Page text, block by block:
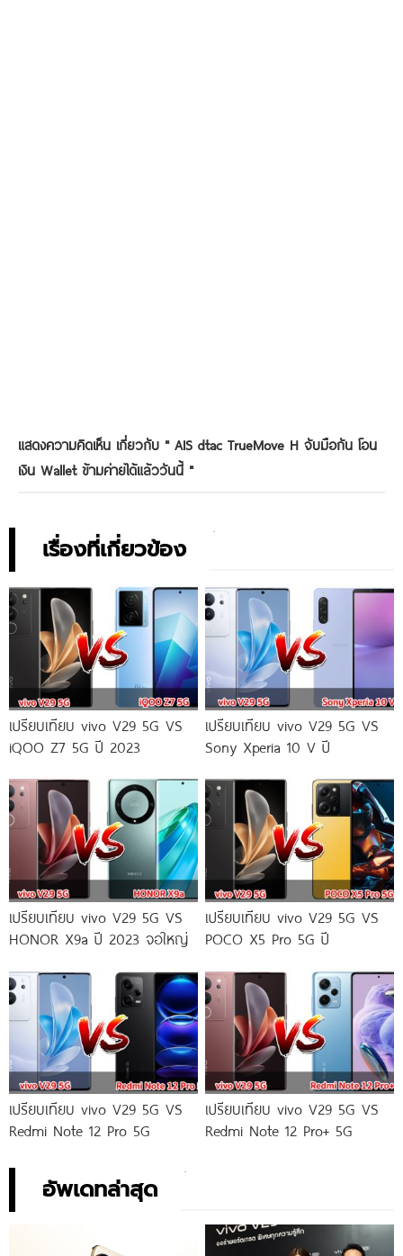
แสดงความคิดเห็น เกี่ยวกับ " AIS dtac TrueMove H จับมือกัน โอน
เงิน Wallet ข้ามค่ายได้แล้ววันนี้ "
เรื่องที่เกี่ยวข้อง
เปรียบเทียบ vivo V29 5G VS
iQOO Z7 5G ปี 2023
เปรียบเทียบ vivo V29 5G VS
Sony Xperia 10 V ปี
เปรียบเทียบ vivo V29 5G VS
HONOR X9a ปี 2023 จอใหญ่
เปรียบเทียบ vivo V29 5G VS
POCO X5 Pro 5G ปี
เปรียบเทียบ vivo V29 5G VS
Redmi Note 12 Pro 5G
เปรียบเทียบ vivo V29 5G VS
Redmi Note 12 Pro+ 5G
อัพเดทล่าสุด